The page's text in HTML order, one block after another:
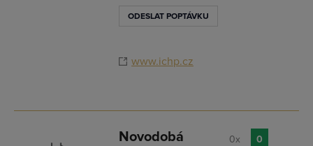
ODESLAT POPTÁVKU
www.ichp.cz
Novodobá
0x 0